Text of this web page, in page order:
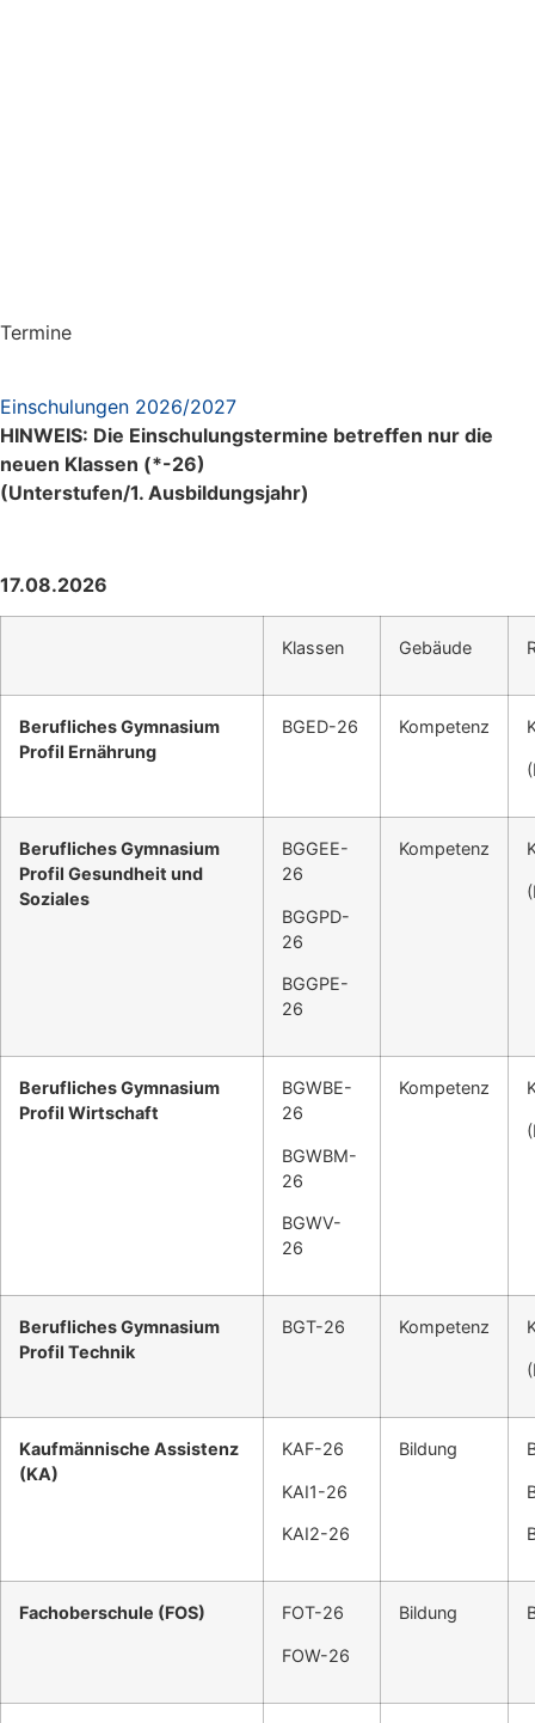
Termine
Einschulungen 2026/2027
HINWEIS: Die Einschulungstermine betreffen nur die
neuen Klassen (*-26)
(Unterstufen/1. Ausbildungsjahr)
17.08.2026
Klassen Gebäude
Berufliches Gymnasium
Profil Ernährung
BGED-26 Kompetenz
Berufliches Gymnasium
Profil Gesundheit und
Soziales
BGGEE-
26
BGGPD-
26
BGGPE-
26
Kompetenz
Berufliches Gymnasium
Profil Wirtschaft
BGWBE-
26
BGWBM-
26
BGWV-
26
Kompetenz
Berufliches Gymnasium
Profil Technik
BGT-26 Kompetenz
Kaufmännische Assistenz
(KA)
KAF-26
KAI1-26
KAI2-26
Bildung
Fachoberschule (FOS) FOT-26
FOW-26
Bildung